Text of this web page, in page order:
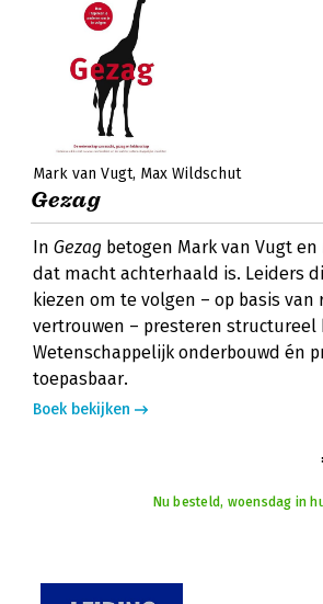
Mark van Vugt Max Wildschut
Gezag
In Gezag betogen Mark van Vugt
dat macht achterhaald is. Leiders
kiezen om te volgen – op basis van
vertrouwen – presteren structureel
Wetenschappelijk onderbouwd én
toepasbaar.
Boek bekijken
Nu besteld, woensdag in